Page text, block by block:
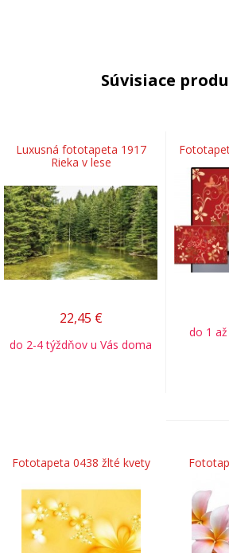
Súvisiace
Luxusná fototapeta 1917
Rieka v lese
22,45 €
do 2-4 týždňov u Vás doma
do 1
Fototapeta 0438 žlté kvety